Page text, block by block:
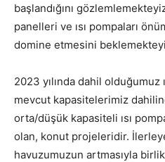
başlandığını
panelleri ve ısı pompaları
domine etmesini
2023 yılında dahil olduğumuz
mevcut kapasitelerimiz
orta/düşük kapasiteli ısı
olan, konut projeleridir.
havuzumuzun artmasıyla